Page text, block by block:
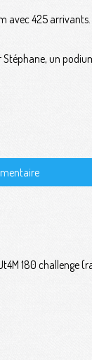
avec 425
un
180 challenge